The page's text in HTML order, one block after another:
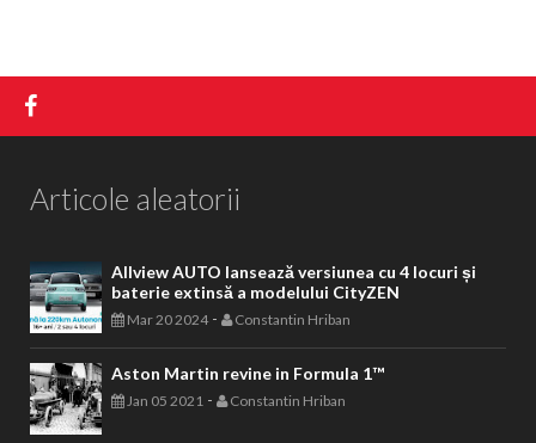
Articole aleatorii
Allview AUTO lansează versiunea cu 4 locuri și
baterie extinsă a modelului CityZEN
Mar 20 2024- Constantin Hriban
Aston Martin revine in Formula 1™
Jan 05 2021 - Constantin Hriban